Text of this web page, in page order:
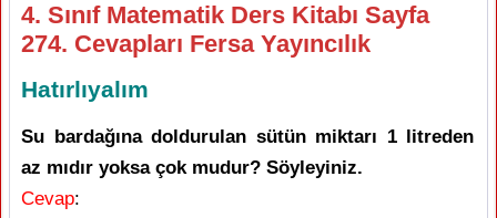
4. Sınıf Matematik Ders Kitabı Sayfa
274. Cevapları Fersa Yayıncılık
Hatırlıyalım
Su bardağına doldurulan sütün miktarı 1 litreden
az mıdır yoksa çok mudur? Söyleyiniz.
Cevap: